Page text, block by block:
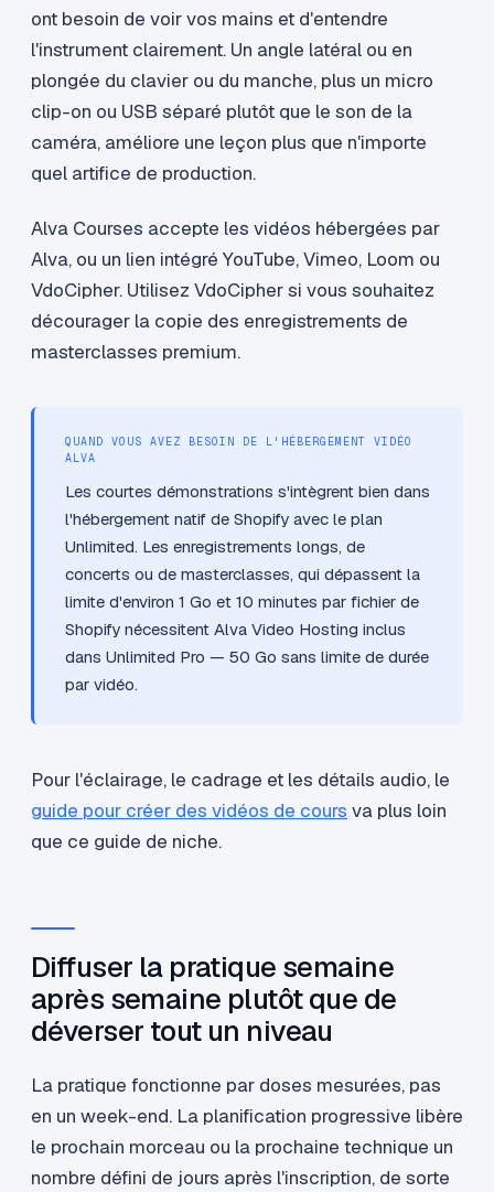
ont besoin de voir vos mains et d'entendre
l'instrument clairement. Un angle latéral ou en
plongée du clavier ou du manche, plus un micro
clip-on ou USB séparé plutôt que le son de la
caméra, améliore une leçon plus que n'importe
quel artifice de production.
Alva Courses accepte les vidéos hébergées par
Alva, ou un lien intégré YouTube, Vimeo, Loom ou
VdoCipher. Utilisez VdoCipher si vous souhaitez
décourager la copie des enregistrements de
masterclasses premium.
QUAND VOUS AVEZ BESOIN DE L'HÉBERGEMENT VIDÉO
ALVA
Les courtes démonstrations s'intègrent bien dans
l'hébergement natif de Shopify avec le plan
Unlimited. Les enregistrements longs, de
concerts ou de masterclasses, qui dépassent la
limite d'environ 1 Go et 10 minutes par fichier de
Shopify nécessitent Alva Video Hosting inclus
dans Unlimited Pro — 50 Go sans limite de durée
par vidéo.
Pour l'éclairage, le cadrage et les détails audio, le
guide pour créer des vidéos de cours va plus loin
que ce guide de niche.
Diffuser la pratique semaine
après semaine plutôt que de
déverser tout un niveau
La pratique fonctionne par doses mesurées, pas
en un week-end. La planification progressive libère
le prochain morceau ou la prochaine technique un
nombre défini de jours après l'inscription, de sorte